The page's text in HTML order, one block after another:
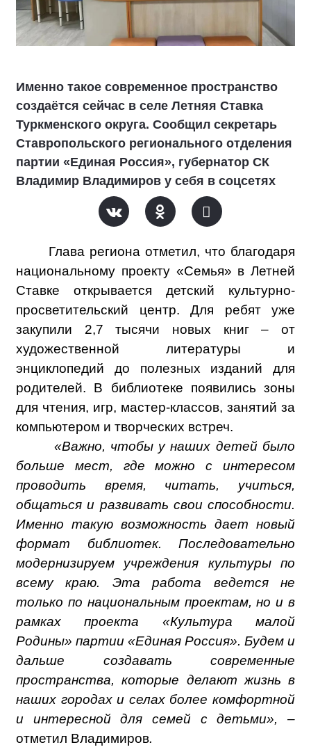
Именно такое современное пространство
создаётся сейчас в селе Летняя Ставка
Туркменского округа. Сообщил секретарь
Ставропольского регионального отделения
партии «Единая Россия», губернатор СК
Владимир Владимиров у себя в соцсетях
Глава региона отметил, что благодаря
национальному проекту «Семья» в Летней
Ставке открывается детский культурно-
просветительский центр. Для ребят уже
закупили 2,7 тысячи новых книг – от
художественной литературы и
энциклопедий до полезных изданий для
родителей. В библиотеке появились зоны
для чтения, игр, мастер-классов, занятий за
компьютером и творческих встреч.
«Важно, чтобы у наших детей было
больше мест, где можно с интересом
проводить время, читать, учиться,
общаться и развивать свои способности.
Именно такую возможность дает новый
формат библиотек. Последовательно
модернизируем учреждения культуры по
всему краю. Эта работа ведется не
только по национальным проектам, но и в
рамках проекта «Культура малой
Родины» партии «Единая Россия». Будем и
дальше создавать современные
пространства, которые делают жизнь в
наших городах и селах более комфортной
и интересной для семей с детьми», –
отметил Владимиров.